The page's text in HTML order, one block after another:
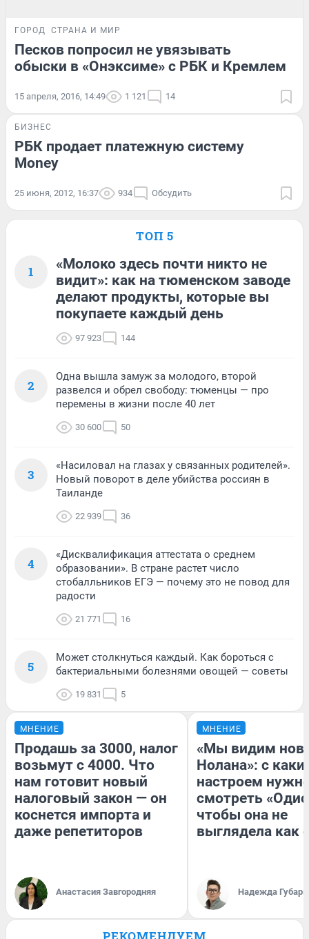
ГОРОД СТРАНА И МИР
Песков попросил не увязывать
обыски в «Онэксиме» с РБК и Кремлем
15 апреля, 2016, 14:49 1 121 14
БИЗНЕС
РБК продает платежную систему
Money
25 июня, 2012, 16:37 934 Обсудить
ТОП 5
1
«Молоко здесь почти никто не
видит»: как на тюменском заводе
делают продукты, которые вы
покупаете каждый день
97 923 144
2
Одна вышла замуж за молодого, второй
развелся и обрел свободу: тюменцы — про
перемены в жизни после 40 лет
30 600 50
3
«Насиловал на глазах у связанных родителей».
Новый поворот в деле убийства россиян в
Таиланде
22 939 36
4
«Дисквалификация аттестата о среднем
образовании». В стране растет число
стобалльников ЕГЭ — почему это не повод для
радости
21 771 16
5
Может столкнуться каждый. Как бороться с
бактериальными болезнями овощей — советы
19 831 5
МНЕНИЕ
Продашь за 3000, налог
возьмут с 4000. Что
нам готовит новый
налоговый закон — он
коснется импорта и
даже репетиторов
Анастасия Завгородняя
МНЕНИЕ
«Мы видим
Нолана»: с
настроем
смотреть
чтобы она не
выглядела как
Надежда Губарь
РЕКОМЕНДУЕМ